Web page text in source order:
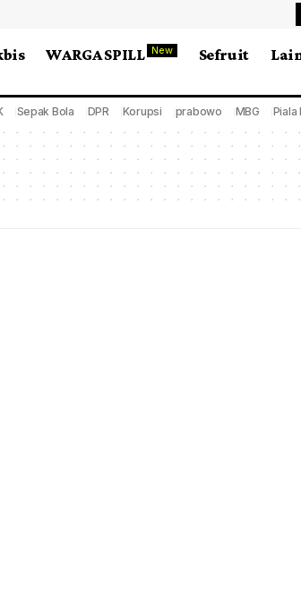
WARGA SPILL New Sefruit
Sepak Bola DPR Korupsi prabowo MBG Piala